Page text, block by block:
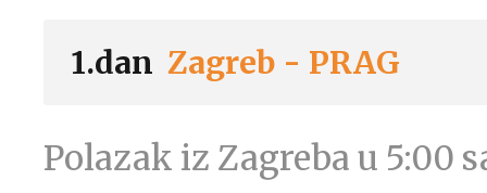
1.dan Zagreb - PRAG
Polazak iz Zagreba u 5:00